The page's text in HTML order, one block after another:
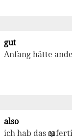
gut
Anfang hätte
also
ich hab das